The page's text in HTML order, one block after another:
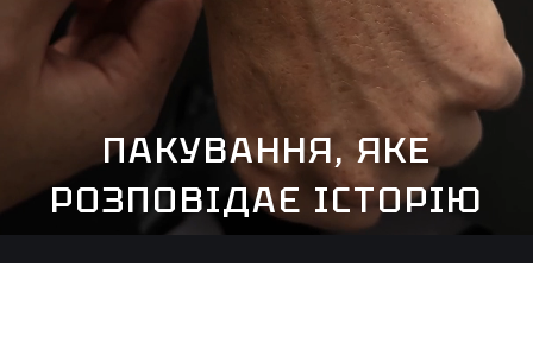
ПАКУВАННЯ, ЯКЕ
РОЗПОВІДАЄ ІСТОРІЮ